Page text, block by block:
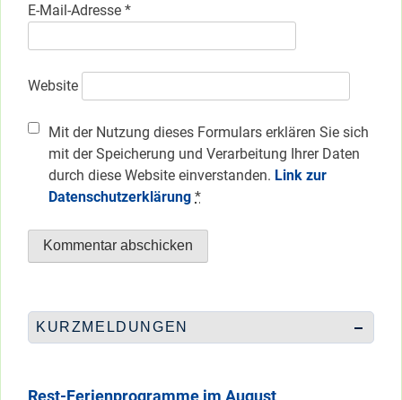
E-Mail-Adresse *
Website
Mit der Nutzung dieses Formulars erklären Sie sich
mit der Speicherung und Verarbeitung Ihrer Daten
durch diese Website einverstanden. Link zur
Datenschutzerklärung *
KURZMELDUNGEN